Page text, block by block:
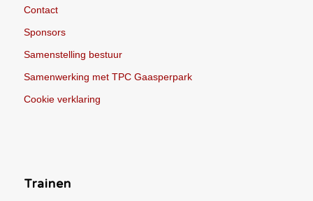
Contact
Sponsors
Samenstelling bestuur
Samenwerking met TPC Gaasperpark
Cookie verklaring
Trainen